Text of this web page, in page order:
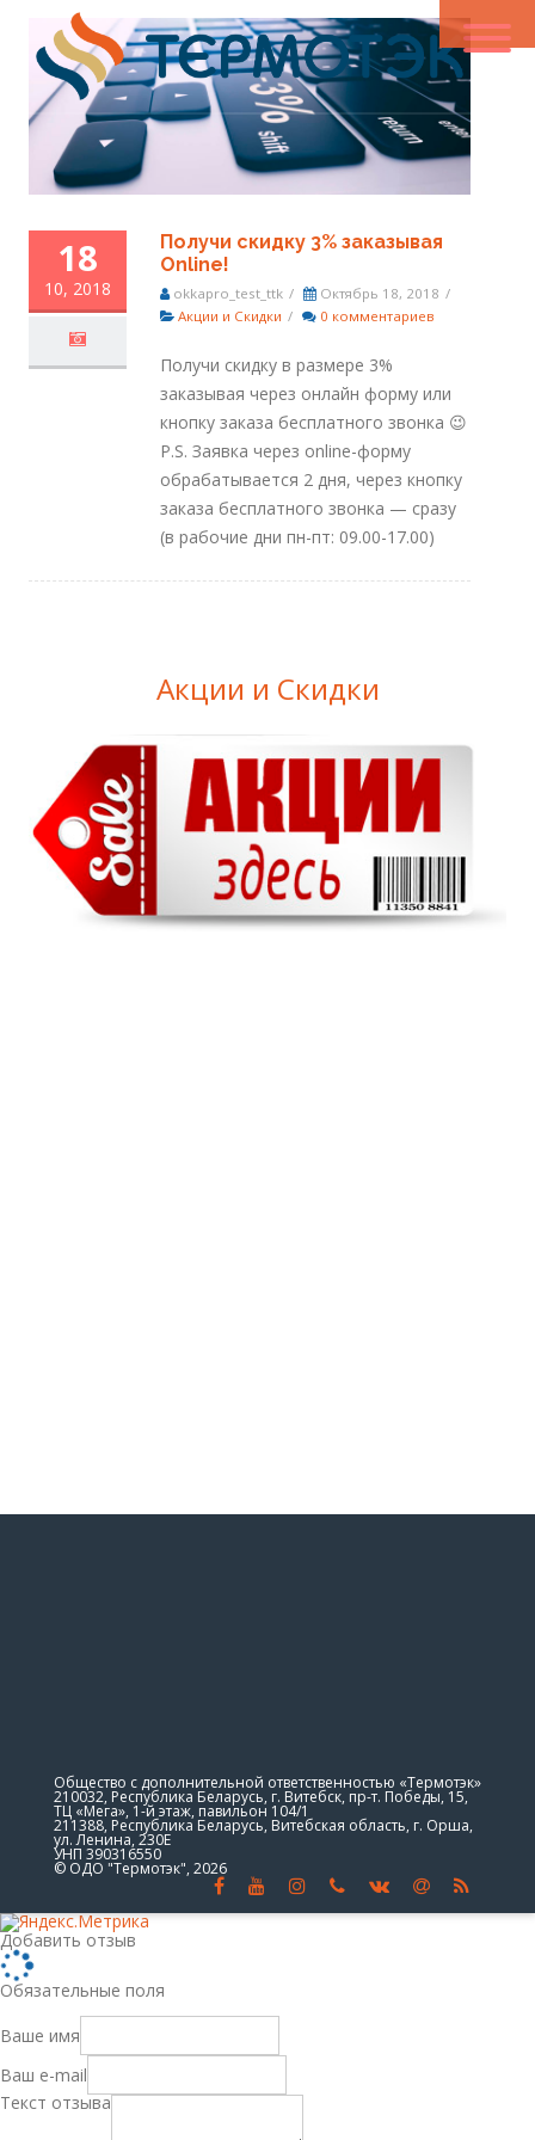
18
10, 2018
Получи скидку 3% заказывая
Online!
okkapro_test_ttk / Октябрь 18, 2018 /
Акции и Скидки / 0 комментариев
Получи скидку в размере 3%
заказывая через онлайн форму или
кнопку заказа бесплатного звонка 😉
P.S. Заявка через online-форму
обрабатывается 2 дня, через кнопку
заказа бесплатного звонка — сразу
(в рабочие дни пн-пт: 09.00-17.00)
Акции и Скидки
Общество с дополнительной ответственностью «Термотэк»
210032, Республика Беларусь, г. Витебск, пр-т. Победы, 15,
ТЦ «Мега», 1-й этаж, павильон 104/1
211388, Республика Беларусь, Витебская область, г. Орша,
ул. Ленина, 230Е
УНП 390316550
© ОДО "Термотэк", 2026
Добавить отзыв
Обязательные поля
Ваше имя
Ваш e-mail
Текст отзыва